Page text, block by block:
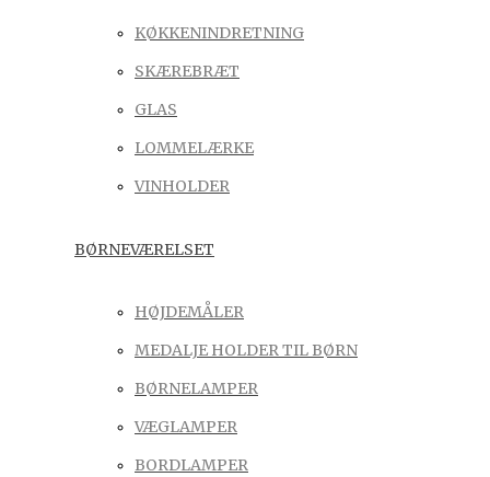
KØKKENINDRETNING
SKÆREBRÆT
GLAS
LOMMELÆRKE
VINHOLDER
BØRNEVÆRELSET
HØJDEMÅLER
MEDALJE HOLDER TIL BØRN
BØRNELAMPER
VÆGLAMPER
BORDLAMPER